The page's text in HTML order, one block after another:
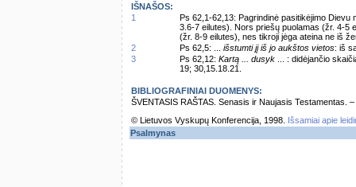
IŠNAŠOS:
1
Ps 62,1-62,13: Pagrindinė pasitikėjimo
3.6-7 eilutes). Nors priešų puolamas (žr. 4-5
(žr. 8-9 eilutes), nes tikroji jėga ateina ne iš
2
Ps 62,5: ... išstumti jį iš jo aukštos vietos: iš
3
Ps 62,12: Kartą ... dusyk ... : didėjančio
19; 30,15.18.21.
BIBLIOGRAFINIAI DUOMENYS:
ŠVENTASIS RAŠTAS. Senasis ir Naujasis Testamentas.
© Lietuvos Vyskupų Konferencija, 1998.
Išsamiai apie
Psalmynas